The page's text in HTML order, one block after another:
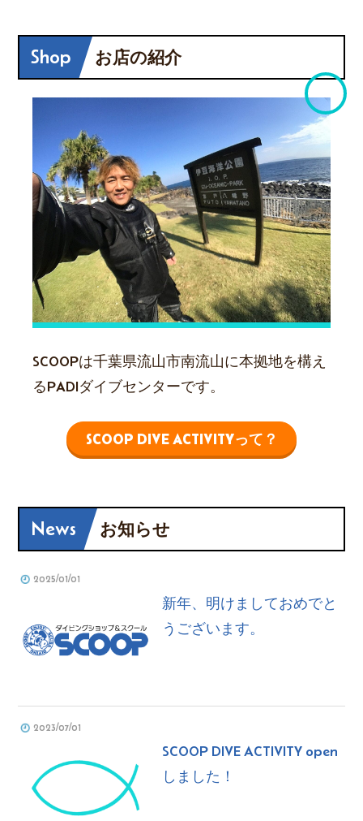
Shop お店の紹介
SCOOPは千葉県流山市南流山に本拠地を構え
るPADIダイブセンターです。
SCOOP DIVE ACTIVITYって？
News お知らせ
2025/01/01
新年、明けましておめでと
うございます。
2023/07/01
SCOOP DIVE ACTIVITY open
しました！